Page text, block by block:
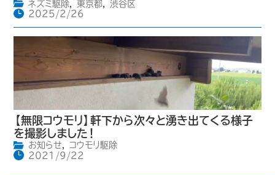
ネズミ駆除, 東京都,
渋谷区
2025/2/26
【無限コウモリ】軒下から次々と湧き出てくる様子
を撮影しました！
お知らせ,
コウモリ駆除
2021/9/22